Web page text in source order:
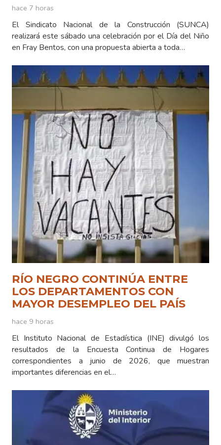
hace 7 horas
El Sindicato Nacional de la Construcción (SUNCA)
realizará este sábado una celebración por el Día del Niño
en Fray Bentos, con una propuesta abierta a toda…
RÍO NEGRO CONTINÚA ENTRE
LOS DEPARTAMENTOS CON
MAYOR DESEMPLEO DEL PAÍS
hace 9 horas
El Instituto Nacional de Estadística (INE) divulgó los
resultados de la Encuesta Continua de Hogares
correspondientes a junio de 2026, que muestran
importantes diferencias en el…